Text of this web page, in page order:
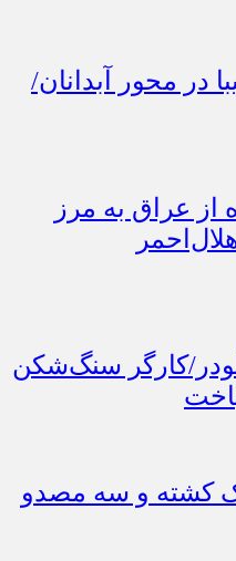
در محور آبدانان/
از عراق به مرز
کارگر سنگ‌شکن
کشته و سه مصدو